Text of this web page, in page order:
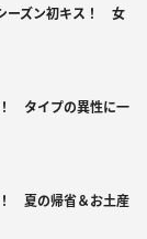
ーズン初キス！ 女
タイプの異性に一
夏の帰省＆お土産